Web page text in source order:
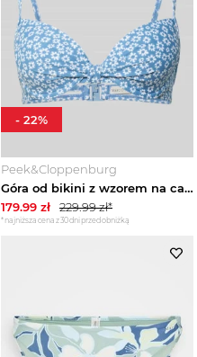
Peek&Cloppenburg
Góra od bikini z wzorem na całej powierzchni Marc O'Polo Niebieski
179.99 zł 229.99zł*
*najniższa cena z 30 dni przed obniżką
- 22%